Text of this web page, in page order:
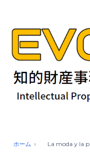
ホーム La moda y la